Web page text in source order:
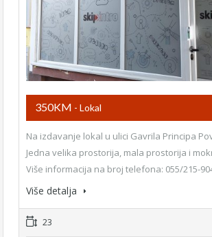
350KM - Lokal
Na izdavanje lokal u ulici Gavrila Principa
Jedna velika prostorija, mala prostorija i
Više informacija na broj telefona: 055/215-
Više detalja
23